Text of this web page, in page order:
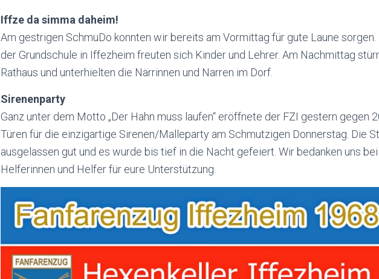
Iffze da simma daheim!
Am gestrigen SchmuDo konnten wir bereits am Vormittag für gute Laune
der Grundschule in Iffezheim freuten sich Kinder und Lehrer. Am Nachmittag
Rathaus und unterhielten die Närrinnen und Narren im Dorf.
Sirenenparty
Ganz unter dem Motto „Der Hahn muss laufen“ eröffnete der FZI gestern gegen
Türen für die einzigartige Sirenen/Malleparty am Schmutzigen Donnerstag. Die
ausgelassen gut und es wurde bis tief in die Nacht gefeiert. Wir bedanken uns
Helferinnen und Helfer für eure Unterstützung.